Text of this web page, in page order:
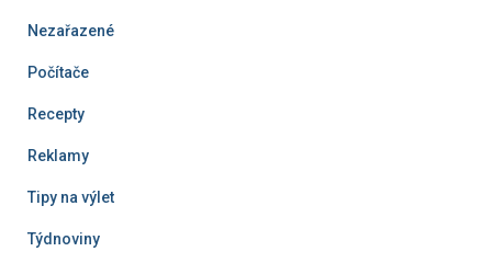
Nezařazené
Počítače
Recepty
Reklamy
Tipy na výlet
Týdnoviny